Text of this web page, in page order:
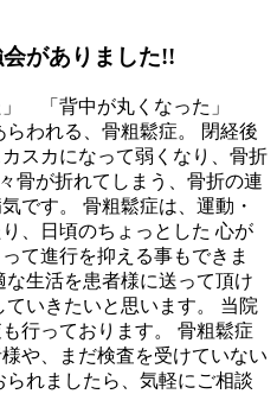
がありました!!
」 「背中が丸くなった」
らわれる、骨粗鬆症。 閉経後
スカになって弱くなり、骨折
骨が折れてしまう、骨折の連
です。 骨粗鬆症は、運動・
、日頃のちょっとした 心が
て進行を抑える事もできま
生活を患者様に送って頂け
いきたいと思います。 当院
行っております。 骨粗鬆症
や、まだ検査を受けていない
れましたら、気軽にご相談